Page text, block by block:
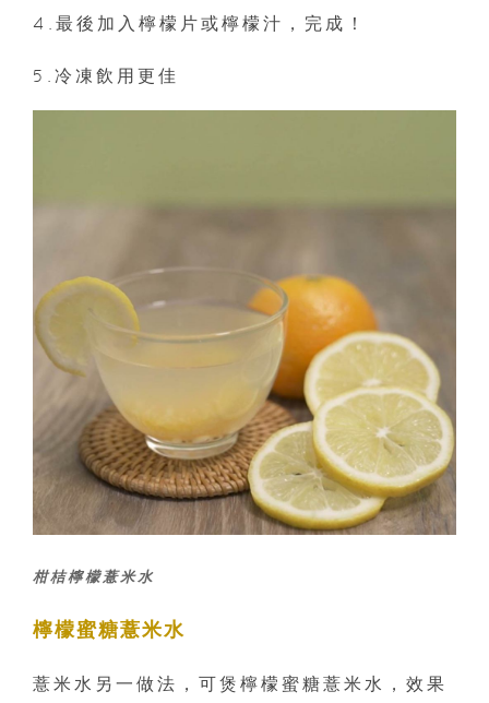
4.最後加入檸檬片或檸檬汁，完成！
5.冷凍飲用更佳
柑桔檸檬薏米水
檸檬蜜糖薏米水
薏米水另一做法，可煲檸檬蜜糖薏米水，效果